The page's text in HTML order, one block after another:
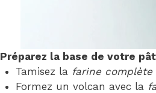
Préparez la base de votre
Tamisez la farine complète
Formez un volcan avec la